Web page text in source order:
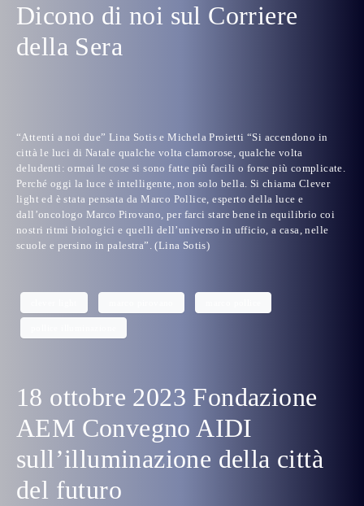
Dicono di noi sul Corriere
della Sera
“Attenti a noi due” Lina Sotis e Michela Proietti “Si accendono in
città le luci di Natale qualche volta clamorose, qualche volta
deludenti: ormai le cose si sono fatte più facili o forse più complicate.
Perché oggi la luce è intelligente, non solo bella. Si chiama Clever
light ed è stata pensata da Marco Pollice, esperto della luce e
dall’oncologo Marco Pirovano, per farci stare bene in equilibrio coi
nostri ritmi biologici e quelli dell’universo in ufficio, a casa, nelle
scuole e persino in palestra”. (Lina Sotis)
18 ottobre 2023 Fondazione
AEM Convegno AIDI
sull’illuminazione della città
del futuro